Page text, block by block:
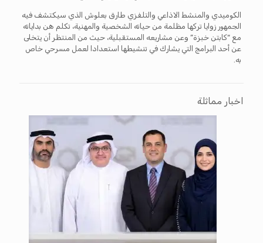
الكوميدي والمنشط الاذاعي والتلفزي طارق بعلوش الذي سيكتشف فيه
الجمهور زوايا تركها مظلمة من حياته الشخصية والمهنية، تكلم هن بداياته
مع “كابتن خبزة” وعن مشاريعه المستقبلية، حيث من المنتظر أن يتخلى
عن أحد البرامج التي يشارك في تنشيطها استعدادا لعمل مسرحي خاص
به.
اخبار مماثلة